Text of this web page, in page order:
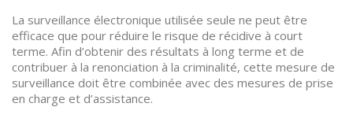
La surveillance électronique utilisée seule ne peut être
efficace que pour réduire le risque de récidive à court
terme. Afin d’obtenir des résultats à long terme et de
contribuer à la renonciation à la criminalité, cette mesure de
surveillance doit être combinée avec des mesures de prise
en charge et d’assistance.